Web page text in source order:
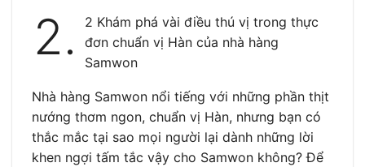
2.
2 Khám phá vài điều thú vị trong thực
đơn chuẩn vị Hàn của nhà hàng
Samwon
Nhà hàng Samwon nổi tiếng với những phần thịt
nướng thơm ngon, chuẩn vị Hàn, nhưng bạn có
thắc mắc tại sao mọi người lại dành những lời
khen ngợi tấm tắc vậy cho Samwon không? Để